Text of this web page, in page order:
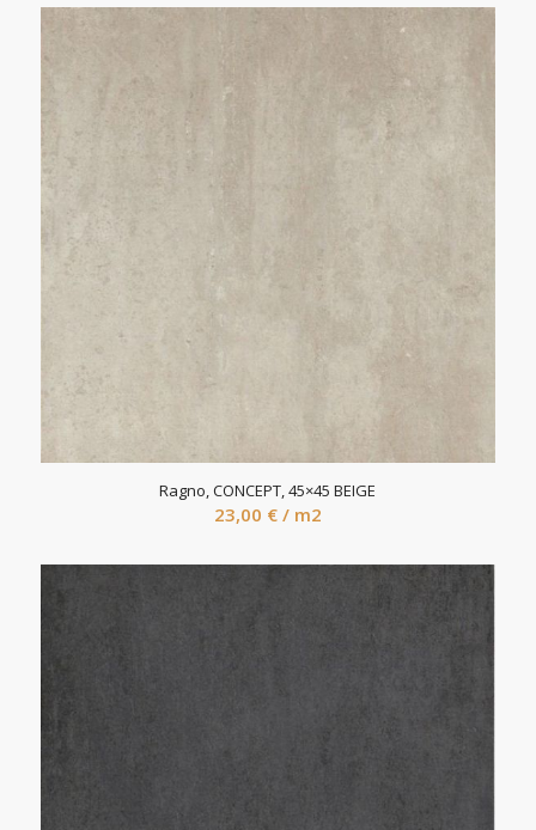
Ragno, CONCEPT, 45×45 BEIGE
23,00 € / m2